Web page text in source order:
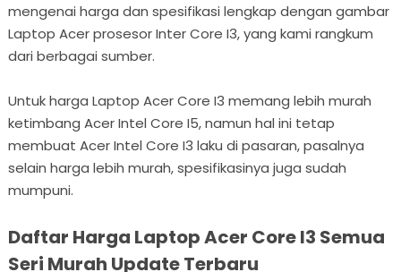
mengenai harga dan spesifikasi lengkap dengan gambar
Laptop Acer prosesor Inter Core I3, yang kami rangkum
dari berbagai sumber.
Untuk harga Laptop Acer Core I3 memang lebih murah
ketimbang Acer Intel Core I5, namun hal ini tetap
membuat Acer Intel Core I3 laku di pasaran, pasalnya
selain harga lebih murah, spesifikasinya juga sudah
mumpuni.
Daftar Harga Laptop Acer Core I3 Semua
Seri Murah Update Terbaru